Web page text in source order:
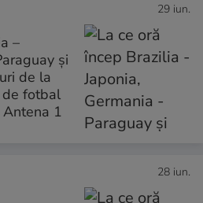
29 iun.
–
și
de la
de fotbal
1
28 iun.